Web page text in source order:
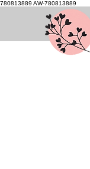
780813889 AW-780813889